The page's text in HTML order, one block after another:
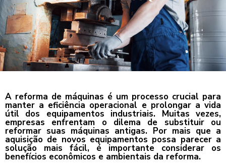
A reforma de máquinas é um processo crucial para
manter a eficiência operacional e prolongar a vida
útil dos equipamentos industriais. Muitas vezes,
empresas enfrentam o dilema de substituir ou
reformar suas máquinas antigas. Por mais que a
aquisição de novos equipamentos possa parecer a
solução mais fácil, é importante considerar os
benefícios econômicos e ambientais da reforma.